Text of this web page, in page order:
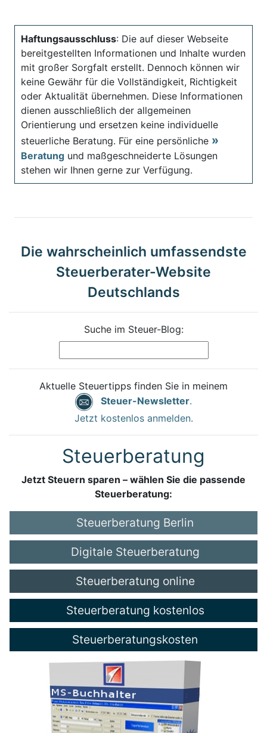
Haftungsausschluss: Die auf dieser Webseite
bereitgestellten Informationen und Inhalte wurden
mit großer Sorgfalt erstellt. Dennoch können wir
keine Gewähr für die Vollständigkeit, Richtigkeit
oder Aktualität übernehmen. Diese Informationen
dienen ausschließlich der allgemeinen
Orientierung und ersetzen keine individuelle
steuerliche Beratung. Für eine persönliche
Beratung und maßgeschneiderte Lösungen
stehen wir Ihnen gerne zur Verfügung.
Die wahrscheinlich umfassendste
Steuerberater-Website
Deutschlands
Suche im Steuer-Blog:
Aktuelle Steuertipps finden Sie in meinem
Steuer-Newsletter.
Jetzt kostenlos anmelden.
Steuerberatung
Jetzt Steuern sparen – wählen Sie die passende
Steuerberatung:
Steuerberatung Berlin
Digitale Steuerberatung
Steuerberatung online
Steuerberatung kostenlos
Steuerberatungskosten